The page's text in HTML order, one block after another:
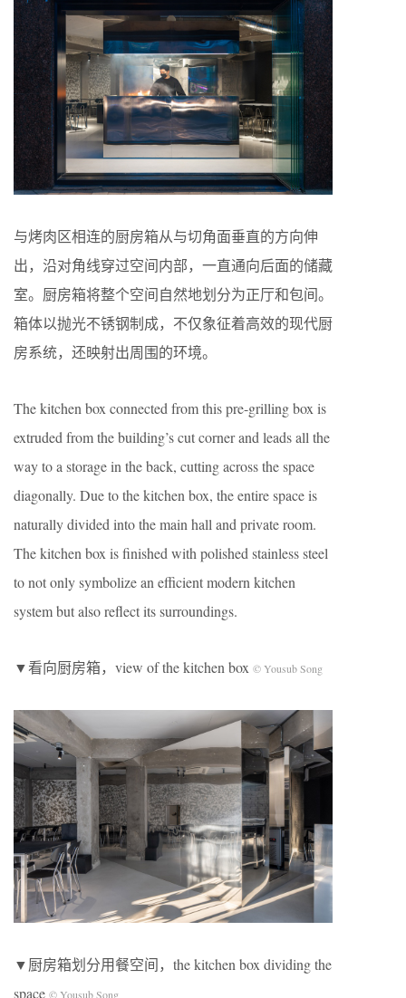
与烤肉区相连的厨房箱从与切角面垂直的方向伸
出，沿对角线穿过空间内部，一直通向后面的储藏
室。厨房箱将整个空间自然地划分为正厅和包间。
箱体以抛光不锈钢制成，不仅象征着高效的现代厨
房系统，还映射出周围的环境。
The kitchen box connected from this pre-grilling box is
extruded from the building’s cut corner and leads all the
way to a storage in the back, cutting across the space
diagonally. Due to the kitchen box, the entire space is
naturally divided into the main hall and private room.
The kitchen box is finished with polished stainless steel
to not only symbolize an efficient modern kitchen
system but also reflect its surroundings.
▼看向厨房箱，view of the kitchen box © Yousub Song
▼厨房箱划分用餐空间，the kitchen box dividing the
space © Yousub Song